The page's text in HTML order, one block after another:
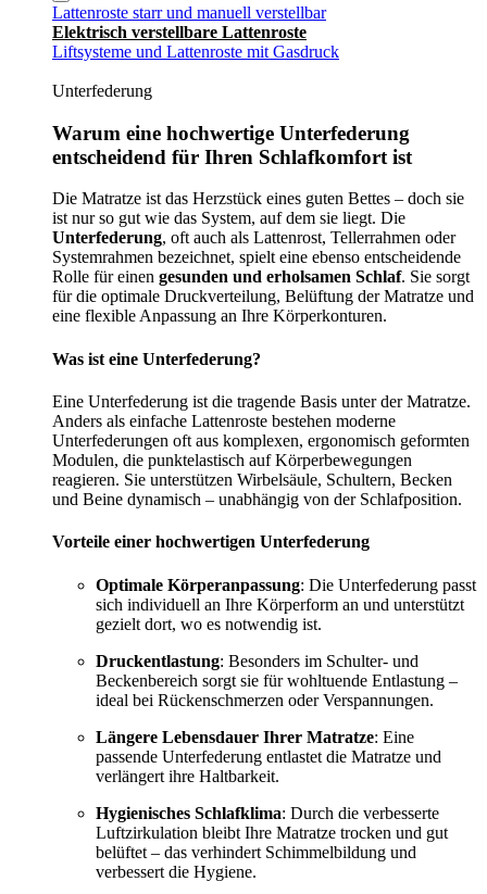
Lattenroste starr und manuell verstellbar
Elektrisch verstellbare Lattenroste
Liftsysteme und Lattenroste mit Gasdruck
Unterfederung
Warum eine hochwertige Unterfederung
entscheidend für Ihren Schlafkomfort ist
Die Matratze ist das Herzstück eines guten Bettes – doch sie
ist nur so gut wie das System, auf dem sie liegt. Die
Unterfederung, oft auch als Lattenrost, Tellerrahmen oder
Systemrahmen bezeichnet, spielt eine ebenso entscheidende
Rolle für einen gesunden und erholsamen Schlaf. Sie sorgt
für die optimale Druckverteilung, Belüftung der Matratze und
eine flexible Anpassung an Ihre Körperkonturen.
Was ist eine Unterfederung?
Eine Unterfederung ist die tragende Basis unter der Matratze.
Anders als einfache Lattenroste bestehen moderne
Unterfederungen oft aus komplexen, ergonomisch geformten
Modulen, die punktelastisch auf Körperbewegungen
reagieren. Sie unterstützen Wirbelsäule, Schultern, Becken
und Beine dynamisch – unabhängig von der Schlafposition.
Vorteile einer hochwertigen Unterfederung
Optimale Körperanpassung: Die Unterfederung passt
sich individuell an Ihre Körperform an und unterstützt
gezielt dort, wo es notwendig ist.
Druckentlastung: Besonders im Schulter- und
Beckenbereich sorgt sie für wohltuende Entlastung –
ideal bei Rückenschmerzen oder Verspannungen.
Längere Lebensdauer Ihrer Matratze: Eine
passende Unterfederung entlastet die Matratze und
verlängert ihre Haltbarkeit.
Hygienisches Schlafklima: Durch die verbesserte
Luftzirkulation bleibt Ihre Matratze trocken und gut
belüftet – das verhindert Schimmelbildung und
verbessert die Hygiene.